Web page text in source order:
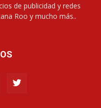
de publicidad y redes
Roo y mucho más..